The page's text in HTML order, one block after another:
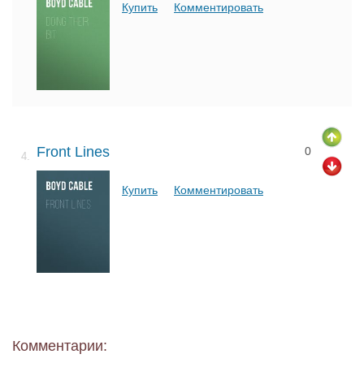
Купить Комментировать
4. Front Lines 0
Купить Комментировать
Комментарии: